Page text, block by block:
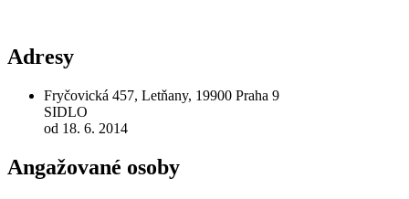
Adresy
Fryčovická 457, Letňany, 19900 Praha 9
SIDLO
od 18. 6. 2014
Angažované osoby